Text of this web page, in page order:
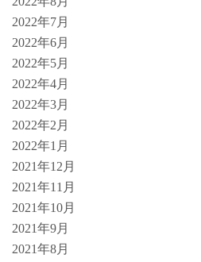
2022年7月
2022年6月
2022年5月
2022年4月
2022年3月
2022年2月
2022年1月
2021年12月
2021年11月
2021年10月
2021年9月
2021年8月